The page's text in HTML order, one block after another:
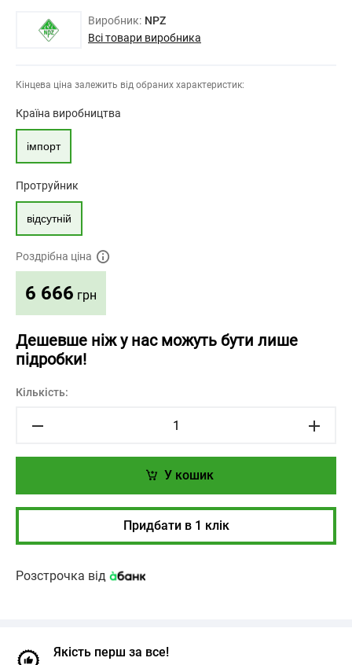
Виробник: NPZ
Всі товари виробника
Кінцева ціна залежить від обраних характеристик:
Країна виробництва
імпорт
Протруйник
відсутній
Роздрібна ціна
6 666 грн
Дешевше ніж у нас можуть бути лише
підробки!
Кількість:
У кошик
Придбати в 1 клік
Розстрочка від
Якість перш за все!